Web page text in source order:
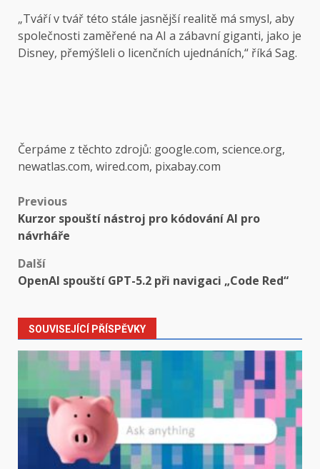
„Tváří v tvář této stále jasnější realitě má smysl, aby
společnosti zaměřené na AI a zábavní giganti, jako je
Disney, přemýšleli o licenčních ujednáních,“ říká Sag.
Čerpáme z těchto zdrojů: google.com, science.org,
newatlas.com, wired.com, pixabay.com
Post
navigation
Previous
Kurzor spouští nástroj pro kódování AI pro
návrháře
Další
OpenAI spouští GPT-5.2 při navigaci „Code Red“
SOUVISEJÍCÍ PŘÍSPĚVKY